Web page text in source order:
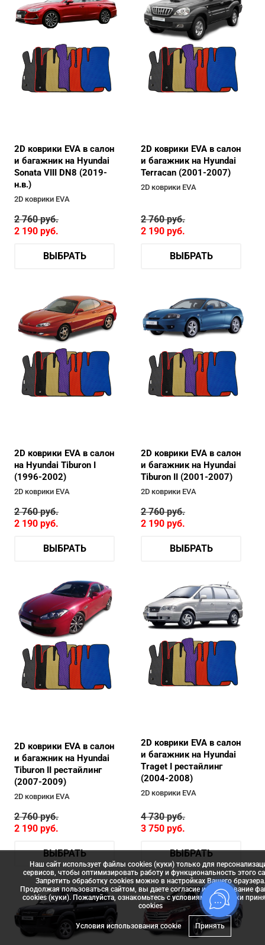
2D коврики EVA в салон
и багажник на Hyundai
Sonata VIII DN8 (2019-
н.в.)
2D коврики EVA
2 760руб.
2 190 руб.
ВЫБРАТЬ
2D коврики EVA в салон
и багажник на Hyundai
Terracan (2001-2007)
2D коврики EVA
2 760руб.
2 190 руб.
ВЫБРАТЬ
2D коврики EVA в салон
на Hyundai Tiburon I
(1996-2002)
2D коврики EVA
2 760руб.
2 190 руб.
ВЫБРАТЬ
2D коврики EVA в салон
и багажник на Hyundai
Tiburon II (2001-2007)
2D коврики EVA
2 760руб.
2 190 руб.
ВЫБРАТЬ
2D коврики EVA в салон
и багажник на Hyundai
Tiburon II рестайлинг
(2007-2009)
2D коврики EVA
2 760руб.
2 190 руб.
ВЫБРАТЬ
2D коврики EVA в салон
и багажник на Hyundai
Traget I рестайлинг
(2004-2008)
2D коврики EVA
4 730руб.
3 750 руб.
ВЫБРАТЬ
Наш сайт использует файлы cookies (куки) только для
сервисов, чтобы оптимизировать работу и функциональность этого
Запретить обработку cookies можно в настройках Вашего браузера.
Продолжая пользоваться сайтом, вы даете согласие использование
cookies (куки). Пожалуйста, ознакомьтесь с условиями политики
сookies
Условия использования cookie Принять